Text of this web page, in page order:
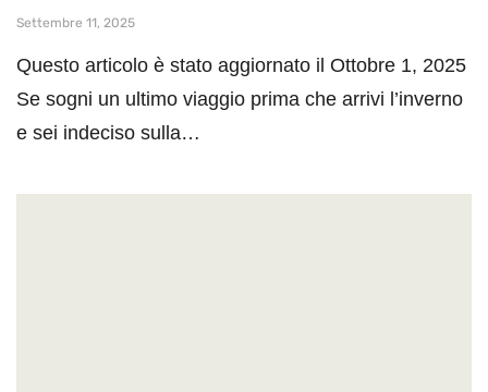
Settembre 11, 2025
Questo articolo è stato aggiornato il Ottobre 1, 2025
Se sogni un ultimo viaggio prima che arrivi l’inverno
e sei indeciso sulla…